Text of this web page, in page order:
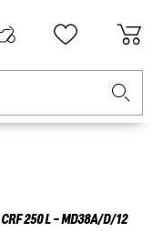
CRF 250 L - MD38A/D/12